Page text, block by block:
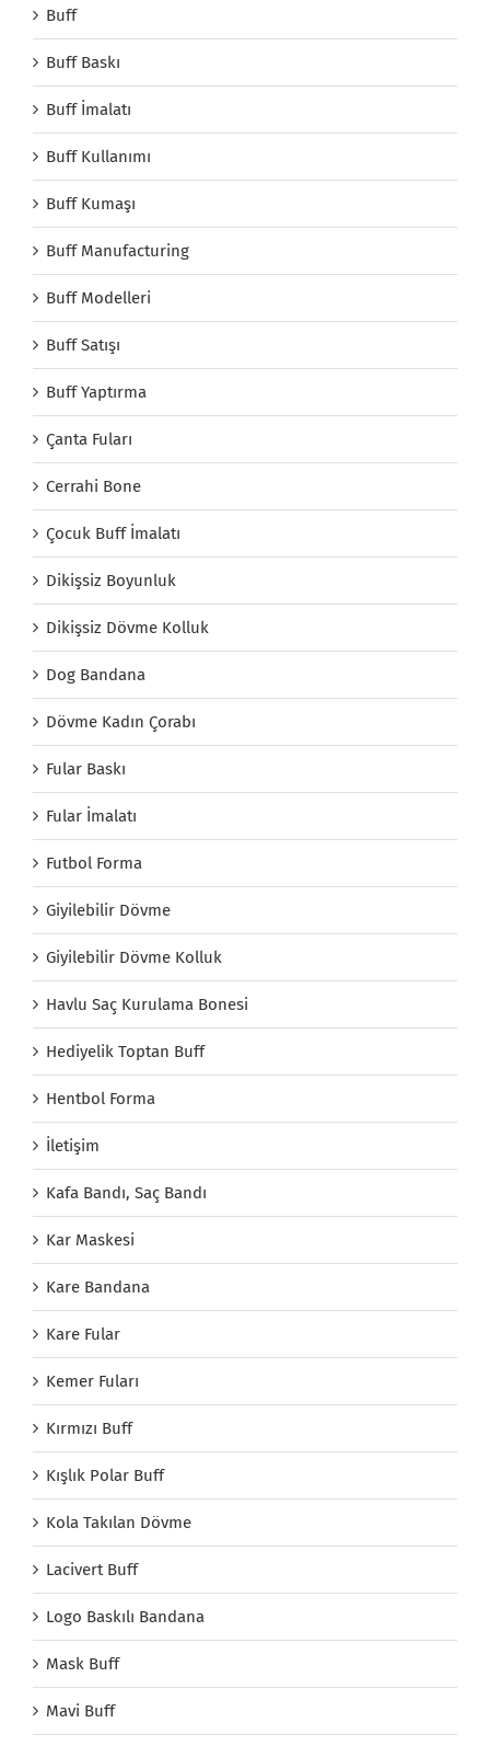
Buff
Buff Baskı
Buff İmalatı
Buff Kullanımı
Buff Kumaşı
Buff Manufacturing
Buff Modelleri
Buff Satışı
Buff Yaptırma
Çanta Fuları
Cerrahi Bone
Çocuk Buff İmalatı
Dikişsiz Boyunluk
Dikişsiz Dövme Kolluk
Dog Bandana
Dövme Kadın Çorabı
Fular Baskı
Fular İmalatı
Futbol Forma
Giyilebilir Dövme
Giyilebilir Dövme Kolluk
Havlu Saç Kurulama Bonesi
Hediyelik Toptan Buff
Hentbol Forma
İletişim
Kafa Bandı, Saç Bandı
Kar Maskesi
Kare Bandana
Kare Fular
Kemer Fuları
Kırmızı Buff
Kışlık Polar Buff
Kola Takılan Dövme
Lacivert Buff
Logo Baskılı Bandana
Mask Buff
Mavi Buff